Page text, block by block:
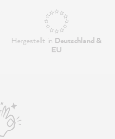
Hergestellt in Deutschland &
EU